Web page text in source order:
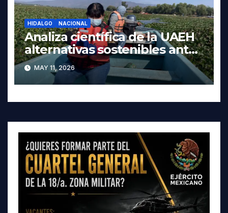
HIDALGO NACIONAL
Analiza científica de la UAEH
alternativas sostenibles ante
crisis ambiental en Tula-
Tepeji
MAY 11, 2026